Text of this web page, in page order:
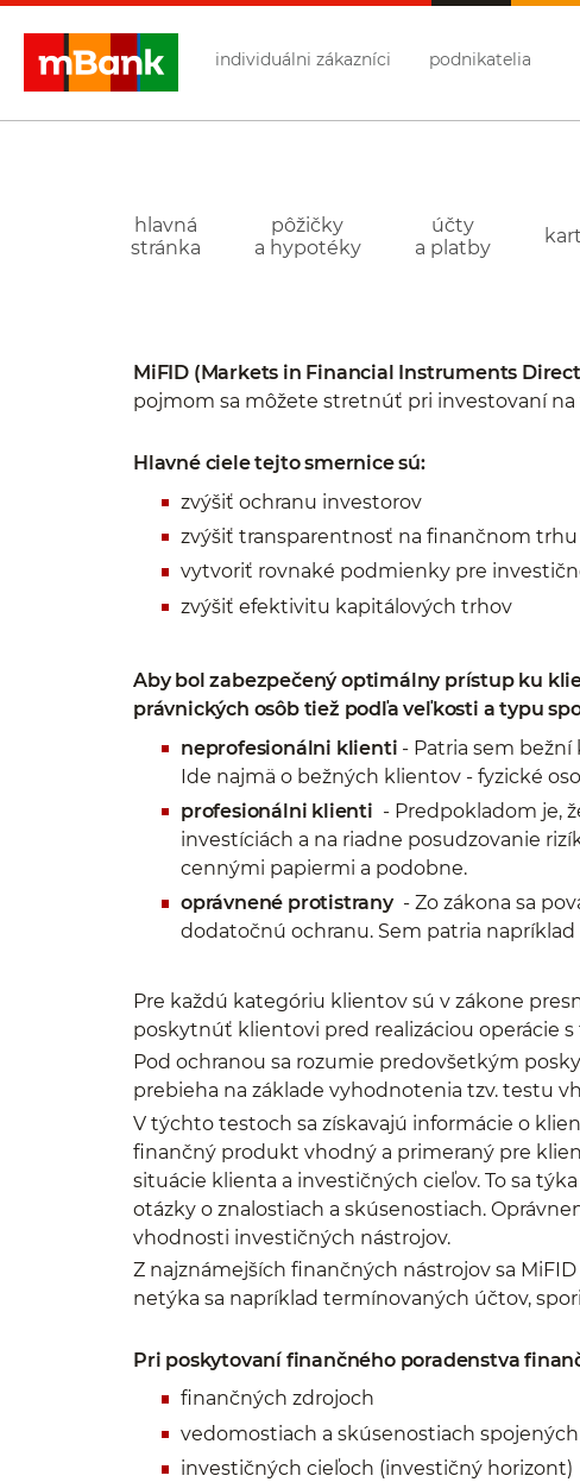
individuálni zákazníci podnikatelia
hlavná
stránka
pôžičky
a hypotéky
účty
a platby
MiFID (Markets in Financial Instruments
pojmom sa môžete stretnúť pri investovaní
Hlavné ciele tejto smernice sú:
zvýšiť ochranu investorov
zvýšiť transparentnosť na finančnom trhu
vytvoriť rovnaké podmienky pre
zvýšiť efektivitu kapitálových trhov
Aby bol zabezpečený optimálny prístup ku
právnických osôb tiež podľa veľkosti a typu
neprofesionálni klienti - Patria sem
Ide najmä o bežných klientov - fyzické
profesionálni klienti - Predpokladom je,
investíciách a na riadne posudzovanie
cennými papiermi a podobne.
oprávnené protistrany- Zo zákona sa
dodatočnú ochranu. Sem patria
Pre každú kategóriu klientov sú v zákone
poskytnúť klientovi pred realizáciou operácie
Pod ochranou sa rozumie predovšetkým
prebieha na základe vyhodnotenia tzv. testu
V týchto testoch sa získavajú informácie o
finančný produkt vhodný a primeraný pre
situácie klienta a investičných cieľov. To sa
otázky o znalostiach a skúsenostiach.
vhodnosti investičných nástrojov.
Z najznámejších finančných nástrojov sa
netýka sa napríklad termínovaných účtov,
Pri poskytovaní finančného poradenstva
finančných zdrojoch
vedomostiach a skúsenostiach
investičných cieľoch (investičný horizont)